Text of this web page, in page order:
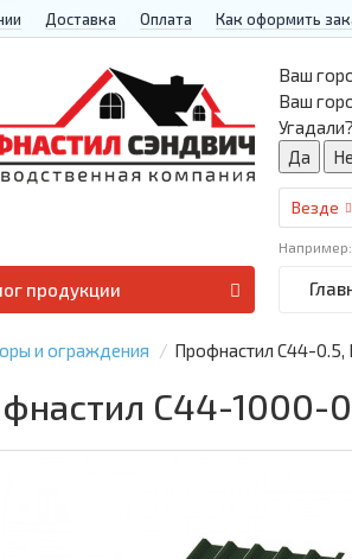
Доставка Оплата Как оформить
Ваш
Ваш
Угадали?
Везде
Например:
продукции
и ограждения Профнастил С44-0.5,
С44-1000-